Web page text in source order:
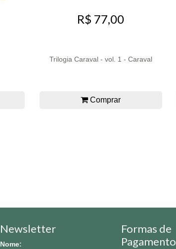
R$ 77,00
Trilogia Caraval - vol. 1 - Caraval
Comprar
Newsletter
Nome:
Formas de
Pagamento